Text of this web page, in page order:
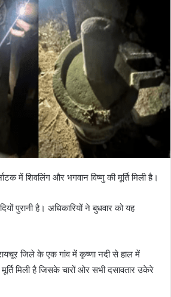
में शिवलिंग और भगवान विष्णु की मूर्ति मिली है।
पुरानी है। अधिकारियों ने बुधवार को यह
जिले के एक गांव में कृष्णा नदी से हाल में
मिली है जिसके चारों ओर सभी दसावतार उकेरे